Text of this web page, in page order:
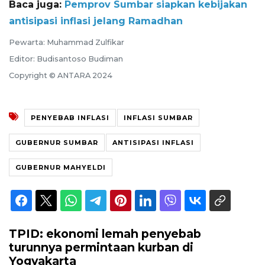
Baca juga: Pemprov Sumbar siapkan kebijakan
antisipasi inflasi jelang Ramadhan
Pewarta: Muhammad Zulfikar
Editor: Budisantoso Budiman
Copyright © ANTARA 2024
PENYEBAB INFLASI INFLASI SUMBAR
GUBERNUR SUMBAR ANTISIPASI INFLASI
GUBERNUR MAHYELDI
TPID: ekonomi lemah penyebab
turunnya permintaan kurban di
Yogyakarta